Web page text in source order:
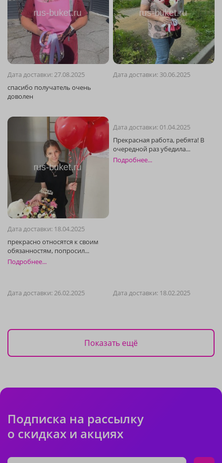
Дата доставки: 27.08.2025 Дата доставки: 30.06.2025
Дата доставки: 18.04.2025
Подробнее...
Дата доставки: 01.04.2025
Подробнее...
Дата доставки: 26.02.2025 Дата доставки: 18.02.2025
Показать ещё
Подписка на рассылку
о скидках и акциях